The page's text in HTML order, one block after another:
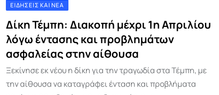
ΕΙΔΉΣΕΙΣ ΚΑΙ ΝΈΑ
Δίκη Τέμπη: Διακοπή μέχρι 1η Απριλίου
λόγω έντασης και προβλημάτων
ασφαλείας στην αίθουσα
Ξεκίνησε εκ νέου η δίκη για την τραγωδία στα Τέμπη, με
την αίθουσα να καταγράφει ένταση και προβλήματα